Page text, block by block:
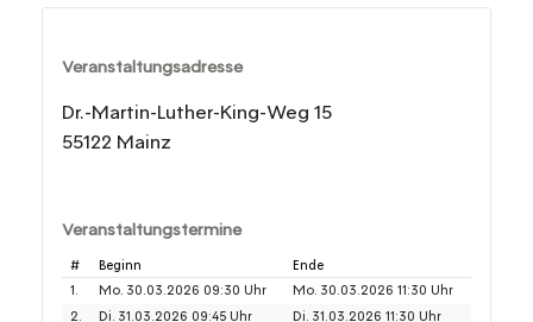
Veranstaltungsadresse
Dr.-Martin-Luther-King-Weg 15
55122 Mainz
Veranstaltungstermine
# Beginn
Ende
1.
Mo. 30.03.2026 09:30 Uhr
Mo. 30.03.2026 11:30 Uhr
2.
Di. 31.03.2026 09:45 Uhr
Di. 31.03.2026 11:30 Uhr